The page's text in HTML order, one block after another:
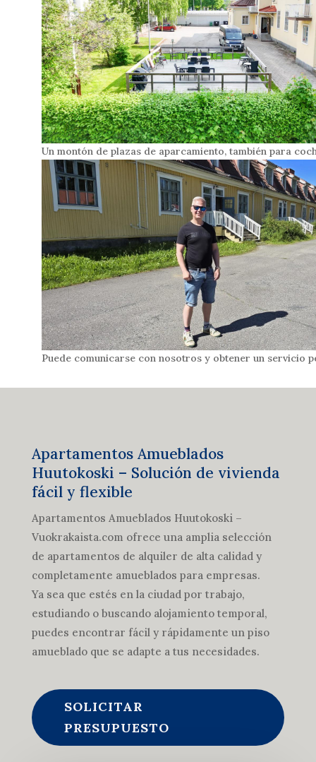
Un montón de plazas de aparcamiento, también para
Puede comunicarse con nosotros y obtener un servicio
Apartamentos Amueblados
Huutokoski – Solución de vivienda
fácil y flexible
Apartamentos Amueblados Huutokoski –
Vuokrakaista.com ofrece una amplia selección
de apartamentos de alquiler de alta calidad y
completamente amueblados para empresas.
Ya sea que estés en la ciudad por trabajo,
estudiando o buscando alojamiento temporal,
puedes encontrar fácil y rápidamente un piso
amueblado que se adapte a tus necesidades.
SOLICITAR
PRESUPUESTO